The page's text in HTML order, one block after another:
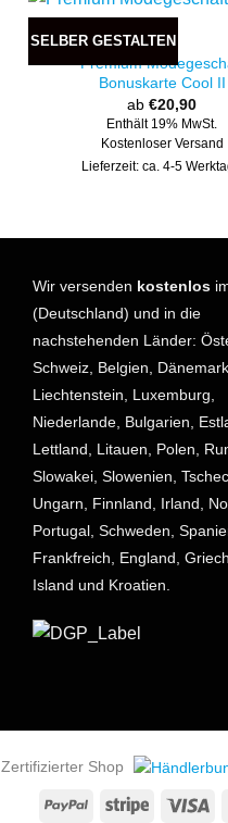
SELBER GESTALTEN
Premium
Bonuskarte Cool II
ab€20,90
Enthält 19% MwSt.
Kostenloser Versand
Lieferzeit: ca. 4-5
Wir versenden kostenlos
(Deutschland) und in die
nachstehenden Länder:
Schweiz, Belgien, Dänemark,
Liechtenstein, Luxemburg,
Niederlande, Bulgarien,
Lettland, Litauen, Polen,
Slowakei, Slowenien,
Ungarn, Finnland, Irland,
Portugal, Schweden,
Frankfreich, England,
Island und Kroatien.
Zertifizierter Shop
PayPal Stripe